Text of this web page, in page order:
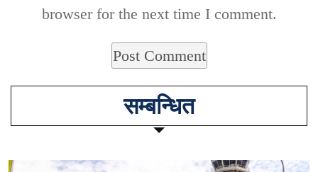
browser for the next time I comment.
सम्बन्धित